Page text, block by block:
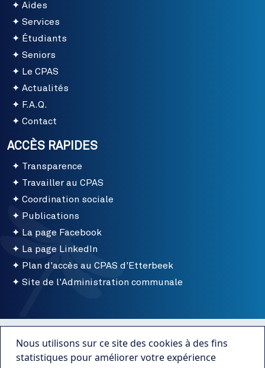
Aides
Services
Étudiants
Seniors
Le CPAS
Actualités
F.A.Q.
Contact
ACCÈS RAPIDES
Transparence
Travailler au CPAS
Coordination sociale
Publications
La page Facebook
La page LinkedIn
Plan d'accès au CPAS d'Etterbeek
Site de l'Administration communale
Menu bottom
Mentions légales
Nous utilisons sur ce site des cookies à des fins
statistiques pour améliorer votre expérience